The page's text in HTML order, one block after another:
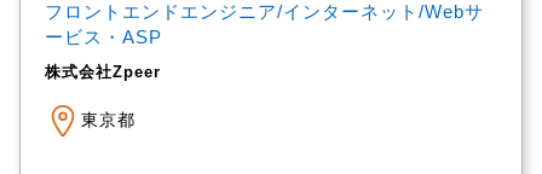
フロントエンドエンジニア/インターネット/Webサ
ービス・ASP
株式会社Zpeer
東京都